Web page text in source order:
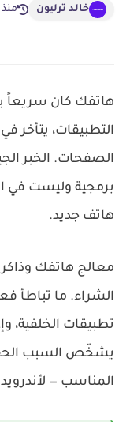
خالد ترليون
هاتفك كان سريعاً
التطبيقات، يتأخر
الصفحات. الخبر
برمجية وليست في
هاتف جديد.
معالج هاتفك
الشراء. ما تباطأ
تطبيقات الخلفية،
يشخّص السبب
المناسب —